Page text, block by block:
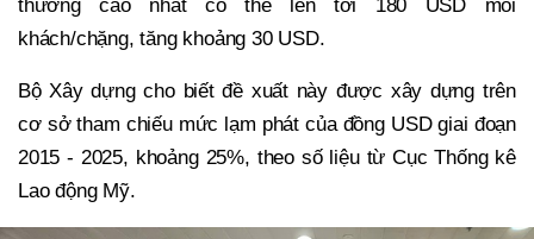
thường cao nhất có thể lên tới 180 USD mỗi
khách/chặng, tăng khoảng 30 USD.
Bộ Xây dựng cho biết đề xuất này được xây dựng trên
cơ sở tham chiếu mức lạm phát của đồng USD giai đoạn
2015 - 2025, khoảng 25%, theo số liệu từ Cục Thống kê
Lao động Mỹ.